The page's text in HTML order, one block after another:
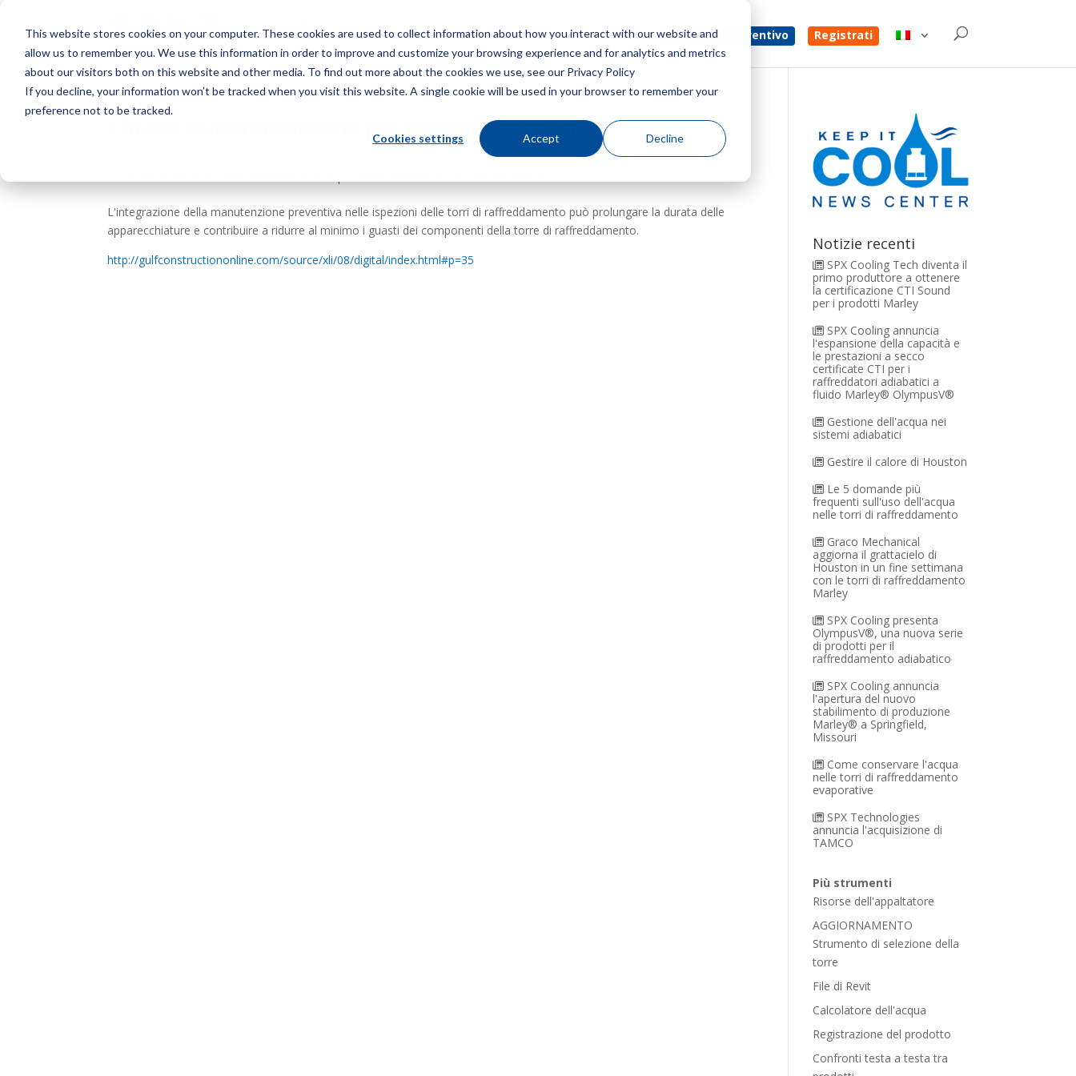
This website stores cookies on your computer. These cookies are used to collect information about how you interact with our website and
allow us to remember you. We use this information in order to improve and customize your browsing experience and for analytics and metrics
about our visitors both on this website and other media. To find out more about the cookies we use, see our Privacy Policy
If you decline, your information won’t be tracked when you visit this website. A single cookie will be used in your browser to remember your
preference not to be tracked.
Cookies settings Accept Decline
Menù Ottieni un preventivo Registrati
Chiave di manutenzione per prevenire guasti
L'integrazione della manutenzione preventiva nelle ispezioni delle torri di raffreddamento può prolungare la durata delle
apparecchiature e contribuire a ridurre al minimo i guasti dei componenti della torre di raffreddamento.
http://gulfconstructiononline.com/source/xli/08/digital/index.html#p=35
Notizie recenti
SPX Cooling Tech diventa il
primo produttore a ottenere
la certificazione CTI Sound
per i prodotti Marley
SPX Cooling annuncia
l'espansione della capacità e
le prestazioni a secco
certificate CTI per i
raffreddatori adiabatici a
fluido Marley® OlympusV®
Gestione dell'acqua nei
sistemi adiabatici
Gestire il calore di Houston
Le 5 domande più
frequenti sull'uso dell'acqua
nelle torri di raffreddamento
Graco Mechanical
aggiorna il grattacielo di
Houston in un fine settimana
con le torri di raffreddamento
Marley
SPX Cooling presenta
OlympusV®, una nuova serie
di prodotti per il
raffreddamento adiabatico
SPX Cooling annuncia
l'apertura del nuovo
stabilimento di produzione
Marley® a Springfield,
Missouri
Come conservare l'acqua
nelle torri di raffreddamento
evaporative
SPX Technologies
annuncia l'acquisizione di
TAMCO
Più strumenti
Risorse dell'appaltatore
AGGIORNAMENTO
Strumento di selezione della
torre
File di Revit
Calcolatore dell'acqua
Registrazione del prodotto
Confronti testa a testa tra